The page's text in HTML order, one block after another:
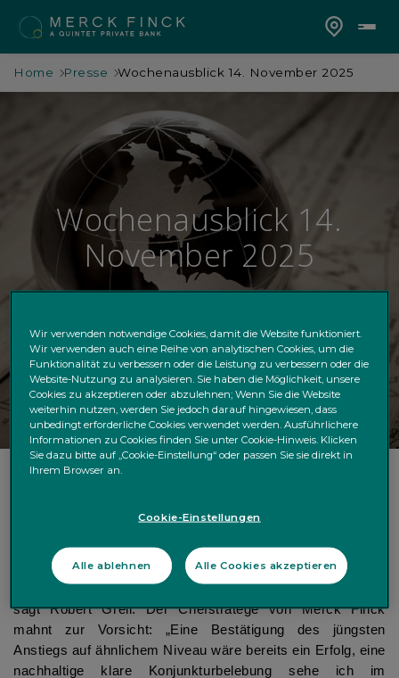
Home Presse Wochenausblick 14. November 2025
Wochenausblick 14.
November 2025
Merck Finck-Chefstratege: "Nur ein Strohfeuer
Einkaufsmanagerindizes für den laufenden Monat auf der
Agenda: “Die Einkaufsmanagerindizes werden zeigen, ob
sich die im Oktober spürbar gestiegene
Unternehmensaktivität im November fortsetzt oder nicht“,
sagt Robert Greil. Der Chefstratege von Merck Finck
mahnt zur Vorsicht: „Eine Bestätigung des jüngsten
Anstiegs auf ähnlichem Niveau wäre bereits ein Erfolg, eine
nachhaltige klare Konjunkturbelebung sehe ich im
Wir verwenden notwendige Cookies, damit die Website funktioniert.
Wir verwenden auch eine Reihe von analytischen Cookies, um die
Funktionalität zu verbessern oder die Leistung zu verbessern oder die
Website-Nutzung zu analysieren. Sie haben die Möglichkeit, unsere
Cookies zu akzeptieren oder abzulehnen; Wenn Sie die Website
weiterhin nutzen, werden Sie jedoch darauf hingewiesen, dass
unbedingt erforderliche Cookies verwendet werden. Ausführlichere
Informationen zu Cookies finden Sie unter Cookie-Hinweis. Klicken
Sie dazu bitte auf „Cookie-Einstellung“ oder passen Sie sie direkt in
Ihrem Browser an.
Cookie-Einstellungen
Alle ablehnen Alle Cookies akzeptieren